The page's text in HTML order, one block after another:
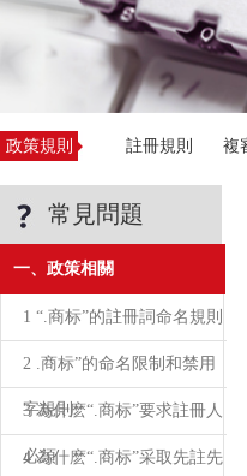
政策規則 註冊規則 複
常見問題
一、政策相關
1 “.商标”的註冊詞命名規則
2 .商标”的命名限制和禁用
字規則
3 為什麽“.商标”要求註冊人
必須
4 為什麽“.商标”采取先註先